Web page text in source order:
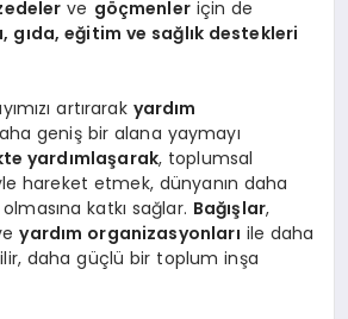
ve göçmenleriçin de
gıda, eğitim ve sağlık destekleri
artırarak yardım
geniş bir alana yaymayı
yardımlaşarak, toplumsal
hareket etmek, dünyanın daha
katkı sağlar. Bağışlar,
yardım organizasyonları ile daha
daha güçlü bir toplum inşa